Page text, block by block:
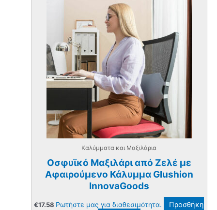
Kαλύμματα και Μαξιλάρια
Οσφυϊκό Μαξιλάρι από Ζελέ με
Αφαιρούμενο Κάλυμμα Glushion
InnovaGoods
€17.58 Ρωτήστε μας για διαθεσιμότητα.
Προσθήκη